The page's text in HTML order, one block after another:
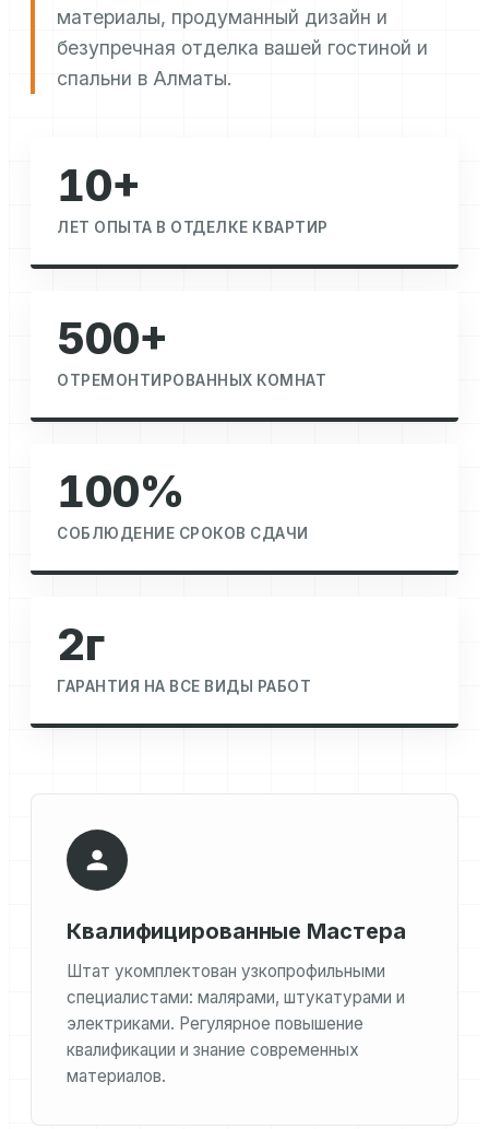
материалы, продуманный дизайн и
безупречная отделка вашей гостиной и
спальни в Алматы.
10+
ЛЕТ ОПЫТА В ОТДЕЛКЕ КВАРТИР
500+
ОТРЕМОНТИРОВАННЫХ КОМНАТ
100%
СОБЛЮДЕНИЕ СРОКОВ СДАЧИ
2г
ГАРАНТИЯ НА ВСЕ ВИДЫ РАБОТ
Квалифицированные Мастера
Штат укомплектован узкопрофильными
специалистами: малярами, штукатурами и
электриками. Регулярное повышение
квалификации и знание современных
материалов.